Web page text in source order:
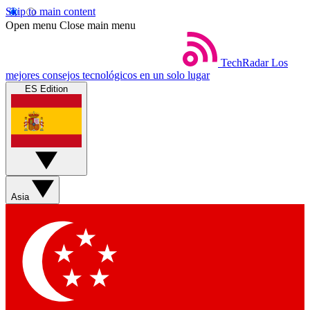
Skip to main content
Open menu Close main menu
TechRadar Los
mejores consejos tecnológicos en un solo lugar
ES Edition
Asia